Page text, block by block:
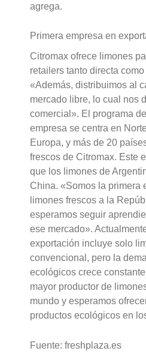
agrega.
Primera empresa en
Citromax ofrece limones
retailers tanto directa
«Además, distribuimos al
mercado libre, lo cual nos
comercial». El programa
empresa se centra en
Europa, y más de 20
frescos de Citromax. Este
que los limones de
China. «Somos la primera
limones frescos a la
esperamos seguir
ese mercado».
exportación incluye solo
convencional, pero la
ecológicos crece
mayor productor de
mundo y esperamos
productos ecológicos en
Fuente: freshplaza.es